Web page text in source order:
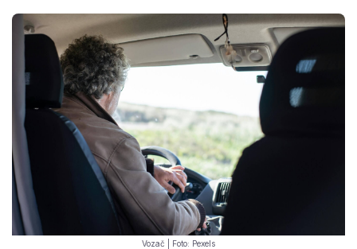
Vozač | Foto: Pexels